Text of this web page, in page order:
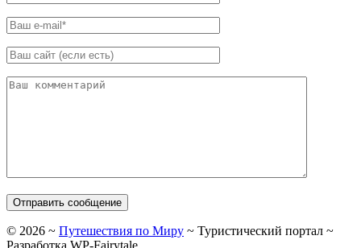
© 2026 ~ Путешествия по Миру ~ Туристический портал ~
Разработка WP-Fairytale